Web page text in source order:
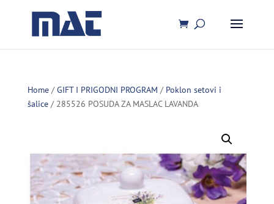
Home/GIFT I PRIGODNI PROGRAM / Poklon setovi i
šalice/ 285526 POSUDA ZA MASLAC LAVANDA